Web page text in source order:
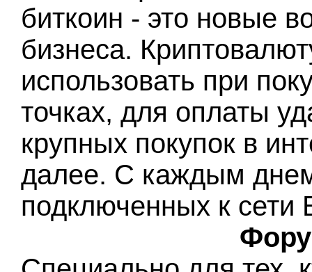
биткоин - это новые
бизнеса.
использовать при
точках, для оплаты
крупных покупок в
далее. С каждым
подключенных к сети